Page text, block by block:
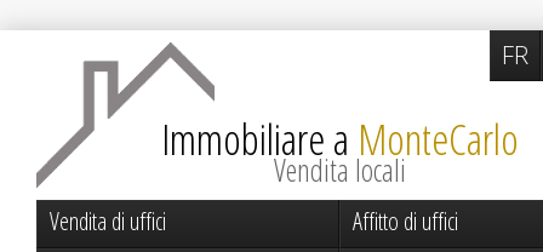
Immobiliare a MonteCarlo
Vendita locali
FR
Vendita di uffici
Affitto di uffici